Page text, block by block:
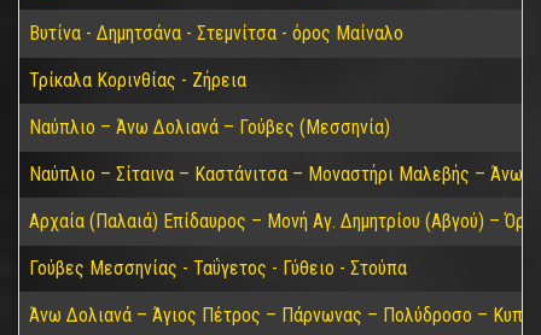
Βυτίνα - Δημητσάνα - Στεμνίτσα - όρος Μαίναλο
Τρίκαλα Κορινθίας - Ζήρεια
Ναύπλιο – Άνω Δολιανά – Γούβες (Μεσσηνία)
Ναύπλιο – Σίταινα – Καστάνιτσα – Μοναστήρι Μαλεβής – Άνω
Αρχαία (Παλαιά) Επίδαυρος – Μονή Αγ. Δημητρίου (Αβγού) –
Γούβες Μεσσηνίας - Ταΰγετος - Γύθειο - Στούπα
Άνω Δολιανά – Άγιος Πέτρος – Πάρνωνας – Πολύδροσο –